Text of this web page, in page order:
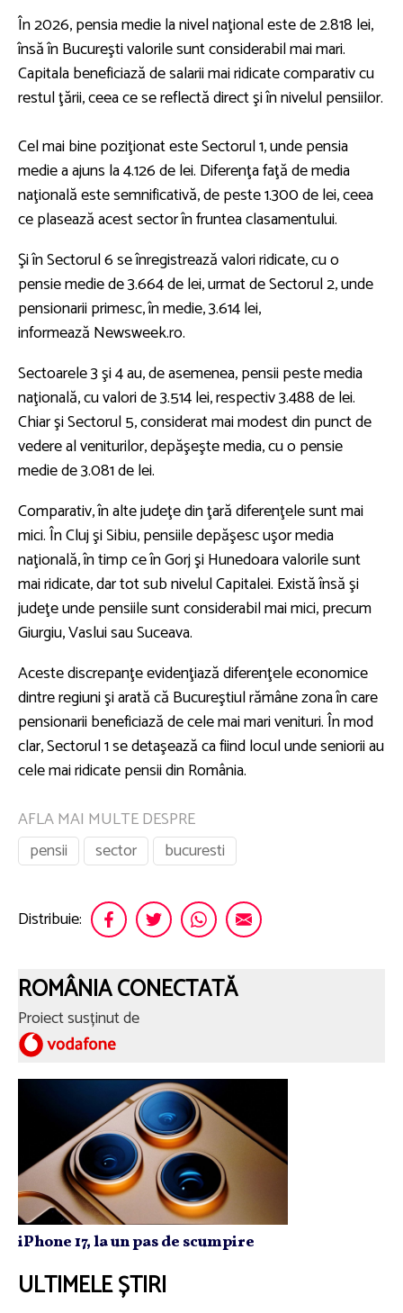
În 2026, pensia medie la nivel naţional este de 2.818 lei,
însă în Bucureşti valorile sunt considerabil mai mari.
Capitala beneficiază de salarii mai ridicate comparativ cu
restul ţării, ceea ce se reflectă direct şi în nivelul pensiilor.
Cel mai bine poziţionat este Sectorul 1, unde pensia
medie a ajuns la 4.126 de lei. Diferenţa faţă de media
naţională este semnificativă, de peste 1.300 de lei, ceea
ce plasează acest sector în fruntea clasamentului.
Şi în Sectorul 6 se înregistrează valori ridicate, cu o
pensie medie de 3.664 de lei, urmat de Sectorul 2, unde
pensionarii primesc, în medie, 3.614 lei,
informează Newsweek.ro.
Sectoarele 3 şi 4 au, de asemenea, pensii peste media
naţională, cu valori de 3.514 lei, respectiv 3.488 de lei.
Chiar şi Sectorul 5, considerat mai modest din punct de
vedere al veniturilor, depăşeşte media, cu o pensie
medie de 3.081 de lei.
Comparativ, în alte judeţe din ţară diferenţele sunt mai
mici. În Cluj şi Sibiu, pensiile depăşesc uşor media
naţională, în timp ce în Gorj şi Hunedoara valorile sunt
mai ridicate, dar tot sub nivelul Capitalei. Există însă şi
judeţe unde pensiile sunt considerabil mai mici, precum
Giurgiu, Vaslui sau Suceava.
Aceste discrepanţe evidenţiază diferenţele economice
dintre regiuni şi arată că Bucureştiul rămâne zona în care
pensionarii beneficiază de cele mai mari venituri. În mod
clar, Sectorul 1 se detaşează ca fiind locul unde seniorii au
cele mai ridicate pensii din România.
AFLA MAI MULTE DESPRE
pensii
sector bucuresti
Distribuie:
ROMÂNIA CONECTATĂ
Proiect susținut de
iPhone 17, la un pas de scumpire
ULTIMELE ȘTIRI